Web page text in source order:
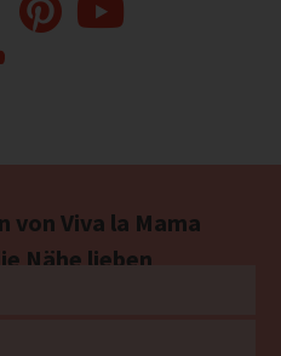
von Viva la Mama
Nähe lieben